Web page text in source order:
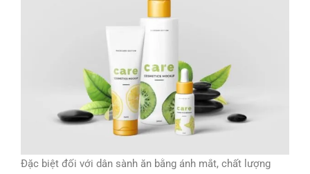
Đặc biệt đối với dân sành ăn bằng ánh mắt, chất lượng